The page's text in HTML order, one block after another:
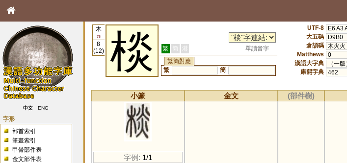
中文 ENG
字形
部首索引
筆畫索引
甲骨部件表
金文部件表
木
75
8
(12)
棪 繁 簡 港
單讀音字
繁簡對應
繁
簡
UTF-8
E6 A3
大五碼
D9B0
倉頡碼
木火火
Matthews
0
漢語大字典
（一
康熙字典 462
小篆
字例: 1/1
金文 (部件樹)